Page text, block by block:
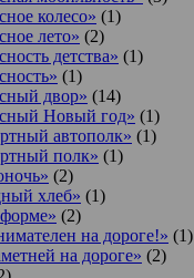
колесо» (1)
лето» (2)
детства» (1)
(1)
двор» (14)
Новый год» (1)
автополк» (1)
полк» (1)
(2)
хлеб» (1)
(2)
на дороге!» (1)
на дороге» (2)